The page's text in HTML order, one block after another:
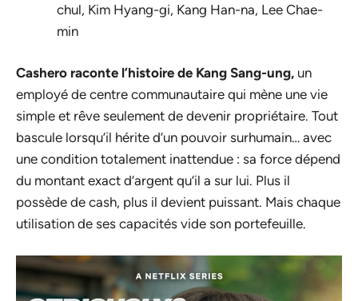
chul, Kim Hyang-gi, Kang Han-na, Lee Chae-
min
Cashero raconte l’histoire de Kang Sang-ung, un
employé de centre communautaire qui mène une vie
simple et rêve seulement de devenir propriétaire. Tout
bascule lorsqu’il hérite d’un pouvoir surhumain… avec
une condition totalement inattendue : sa force dépend
du montant exact d’argent qu’il a sur lui. Plus il
possède de cash, plus il devient puissant. Mais chaque
utilisation de ses capacités vide son portefeuille.